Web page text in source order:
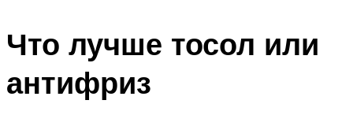
Что лучше тосол или
антифриз